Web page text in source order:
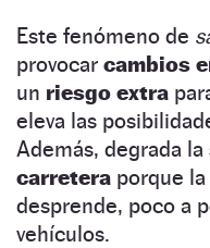
Este fenómeno de
provocar cambios
un riesgo extra
eleva las
Además, degrada la
carretera porque
desprende, poco a
vehículos.